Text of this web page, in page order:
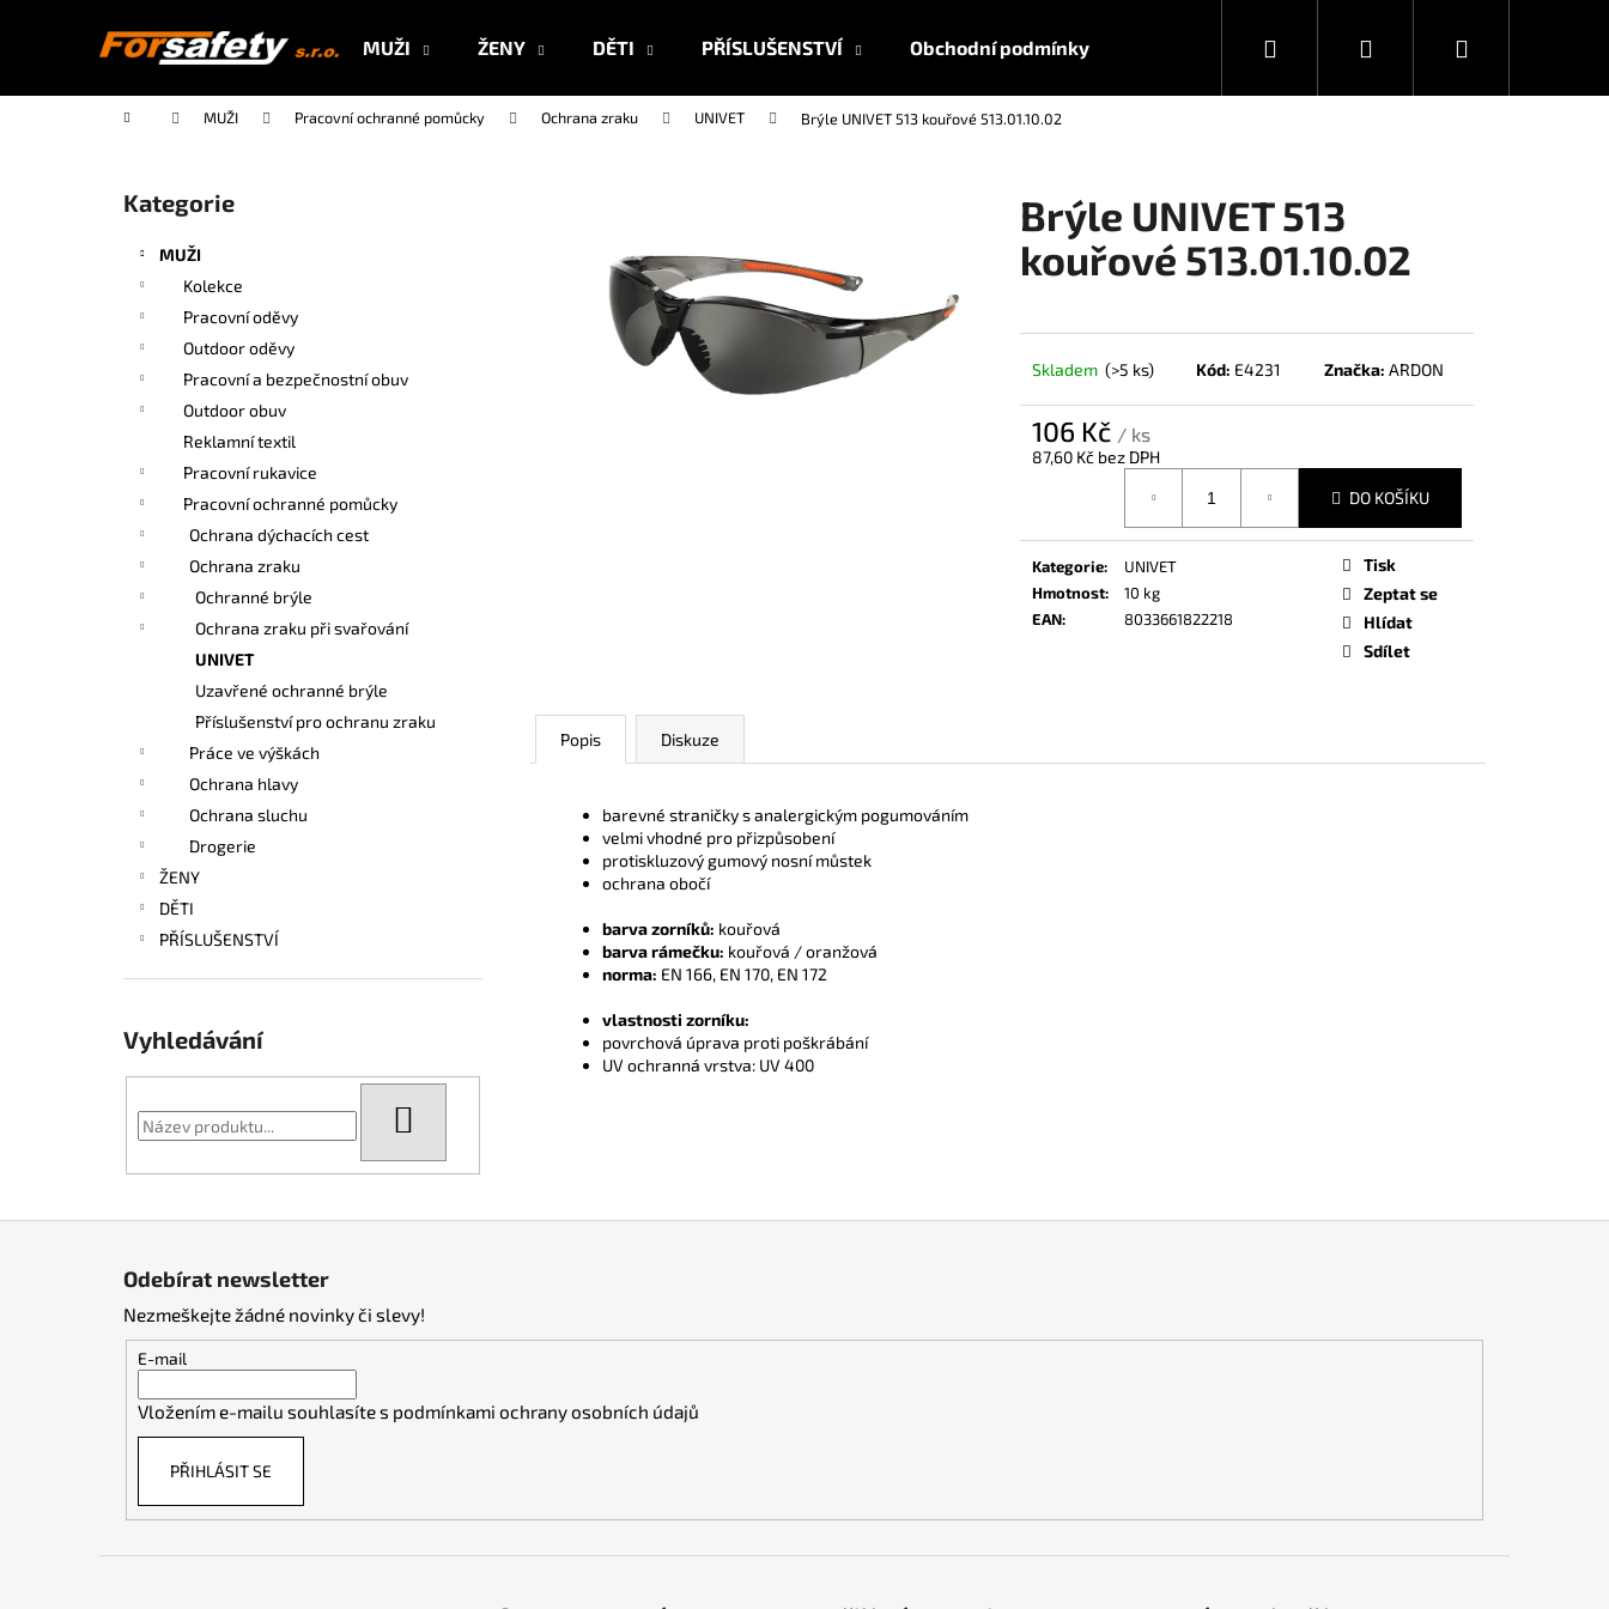
MUŽI ŽENY DĚTI PŘÍSLUŠENSTVÍ Obchodní podmínky Hledat PřihlášeníNákupní
Domů MUŽI Pracovní ochranné pomůcky Ochrana zraku UNIVET Brýle UNIVET 513 kouřové 513.01.10.02
Přeskočit
kategorie
Kategorie
MUŽI
Kolekce
Pracovní oděvy
Outdoor oděvy
Pracovní a bezpečnostní obuv
Outdoor obuv
Reklamní textil
Pracovní rukavice
Pracovní ochranné pomůcky
Ochrana dýchacích cest
Ochrana zraku
Ochranné brýle
Ochrana zraku při svařování
UNIVET
Uzavřené ochranné brýle
Příslušenství pro ochranu zraku
Práce ve výškách
Ochrana hlavy
Ochrana sluchu
Drogerie
ŽENY
DĚTI
PŘÍSLUŠENSTVÍ
Vyhledávání
Brýle UNIVET 513
kouřové 513.01.10.02
Skladem (>5 ks) Kód: E4231 Značka: ARDON
106 Kč / ks
87,60 Kč bez DPH
DO KOŠÍKU
Kategorie:
UNIVET
Hmotnost:
10 kg
EAN: 8033661822218
Tisk
Zeptat se
Hlídat
Sdílet
Popis Diskuze
barevné straničky s analergickým pogumováním
velmi vhodné pro přizpůsobení
protiskluzový gumový nosní můstek
ochrana obočí
barva zorníků: kouřová
barva rámečku: kouřová / oranžová
norma: EN 166, EN 170, EN 172
vlastnosti zorníku:
povrchová úprava proti poškrábání
UV ochranná vrstva: UV 400
í
Zpět
do
Zpět
do
Co potřebujete najít?
Doporučujeme
Odebírat newsletter
Nezmeškejte žádné novinky či slevy!
E-mail
Vložením e-mailu souhlasíte s podmínkami ochrany osobních údajů
PŘIHLÁSIT SE